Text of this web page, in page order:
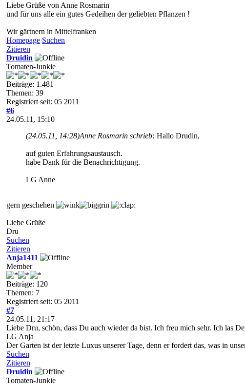
Liebe Grüße von Anne Rosmarin
und für uns alle ein gutes Gedeihen der geliebten Pflanzen !
Wir gärtnern in Mittelfranken
Homepage Suchen
Zitieren
Druidin
Tomaten-Junkie
Beiträge: 1.481
Themen: 39
Registriert seit: 05 2011
#6
24.05.11, 15:10
(24.05.11, 14:28)Anne Rosmarin schrieb: Hallo Drudin,
auf guten Erfahrungsaustausch.
habe Dank für die Benachrichtigung.
LG Anne
gern geschehen
Liebe Grüße
Dru
Suchen
Zitieren
Anja1411
Member
Beiträge: 120
Themen: 7
Registriert seit: 05 2011
#7
24.05.11, 21:17
Liebe Dru, schön, dass Du auch wieder da bist. Ich freu mich sehr. Ich las
LG Anja
Der Garten ist der letzte Luxus unserer Tage, denn er fordert das, was in
Suchen
Zitieren
Druidin
Tomaten-Junkie